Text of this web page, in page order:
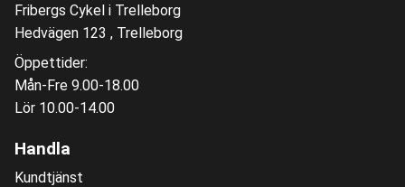
Fribergs Cykel i Trelleborg
Hedvägen 123 , Trelleborg
Öppettider:
Mån-Fre 9.00-18.00
Lör 10.00-14.00
Handla
Kundtjänst